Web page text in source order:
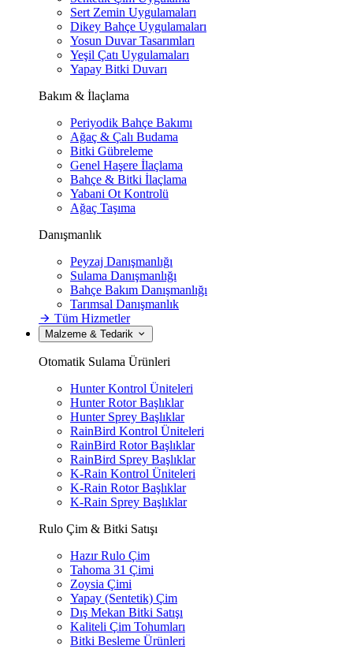
Sert Zemin Uygulamaları
Dikey Bahçe Uygulamaları
Yosun Duvar Tasarımları
Yeşil Çatı Uygulamaları
Yapay Bitki Duvarı
Bakım & İlaçlama
Periyodik Bahçe Bakımı
Ağaç & Çalı Budama
Bitki Gübreleme
Genel Haşere İlaçlama
Bahçe & Bitki İlaçlama
Yabani Ot Kontrolü
Ağaç Taşıma
Danışmanlık
Peyzaj Danışmanlığı
Sulama Danışmanlığı
Bahçe Bakım Danışmanlığı
Tarımsal Danışmanlık
Tüm Hizmetler
Malzeme & Tedarik
Otomatik Sulama Ürünleri
Hunter Kontrol Üniteleri
Hunter Rotor Başlıklar
Hunter Sprey Başlıklar
RainBird Kontrol Üniteleri
RainBird Rotor Başlıklar
RainBird Sprey Başlıklar
K-Rain Kontrol Üniteleri
K-Rain Rotor Başlıklar
K-Rain Sprey Başlıklar
Rulo Çim & Bitki Satışı
Hazır Rulo Çim
Tahoma 31 Çimi
Zoysia Çimi
Yapay (Sentetik) Çim
Dış Mekan Bitki Satışı
Kaliteli Çim Tohumları
Bitki Besleme Ürünleri